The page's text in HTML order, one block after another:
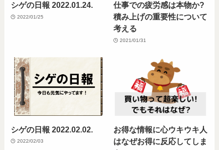
シゲの日報 2022.01.24.
2022/01/25
仕事での疲労感は本物か?
積み上げの重要性について
考える
2021/01/31
シゲの日報 2022.02.02.
2022/02/03
お得な情報に心ウキウキ人
はなぜお得に反応してしま